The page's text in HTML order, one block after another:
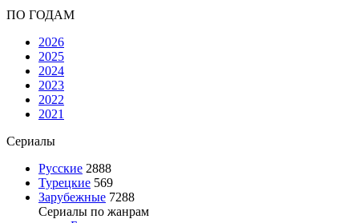
ПО ГОДАМ
2026
2025
2024
2023
2022
2021
Сериалы
Русские 2888
Турецкие 569
Зарубежные 7288
Сериалы по жанрам